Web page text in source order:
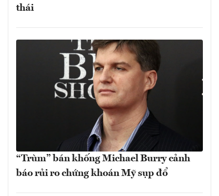
thái
“Trùm” bán khống Michael Burry cảnh
báo rủi ro chứng khoán Mỹ sụp đổ